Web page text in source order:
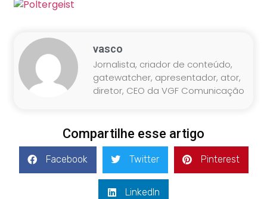
vasco
Jornalista, criador de conteúdo,
gatewatcher, apresentador, ator,
diretor, CEO da VGF Comunicação
Compartilhe esse artigo
Facebook Twitter Pinterest
LinkedIn